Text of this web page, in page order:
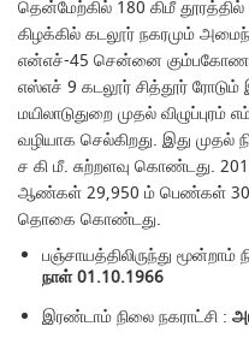
தென்மேற்கில் 180 கிமீ
கிழக்கில் கடலூர் நகரமும்
என்எச்-45 சென்னை கும்பகோணம்
எஸ்எச் 9 கடலூர் சித்தூர்
மயிலாடுதுறை முதல்
வழியாக செல்கிறது. இது முதல்
ச கி மீ. சுற்றளவு கொண்டது.
ஆண்கள் 29,950 ம் பெண்கள்
தொகை கொண்டது.
பஞ்சாயத்திலிருந்து மூன்றாம்
நாள் 01.10.1966
இரண்டாம் நிலை நகராட்சி :